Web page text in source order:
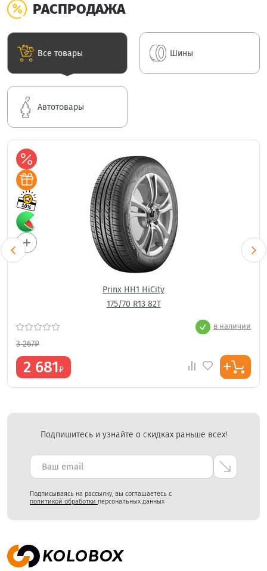
РАСПРОДАЖА
Все товары Шины
Автотовары
Prinx HH1 HiCity
175/70 R13 82T
в наличии
3 267₽
2 681₽
Подпишитесь и узнайте о скидках раньше всех!
Подписываясь на рассылку, вы соглашаетесь с
политикой обработки персональных данных